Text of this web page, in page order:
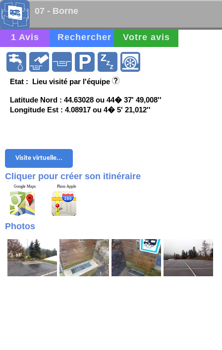
07 - Borne
1 Avis Rechercher Votre avis
Etat : Lieu visité par l'équipe
Latitude Nord : 44.63028 ou 44� 37' 49,008''
Longitude Est : 4.08917 ou 4� 5' 21,012''
Visite virtuelle...
Cliquer pour créer son itinéraire
Google Maps Plans Apple
Photos